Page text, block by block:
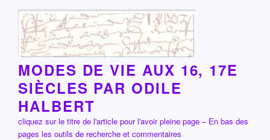
contenu
principal
MODES DE VIE AUX 16, 17E
SIÈCLES PAR ODILE
HALBERT
cliquez sur le titre de l'article pour l'avoir pleine page – En bas des
pages les outils de recherche et commentaires